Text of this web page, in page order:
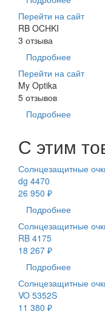
Перейти на сайт
RB OCHKI
3 отзыва
Подробнее
Перейти на сайт
My Optika
5 отзывов
Подробнее
С этим
Солнцезащитные
dg 4470
26 950 ₽
Подробнее
Солнцезащитные
RB 4175
18 267 ₽
Подробнее
Солнцезащитные
VO 5352S
11 380 ₽